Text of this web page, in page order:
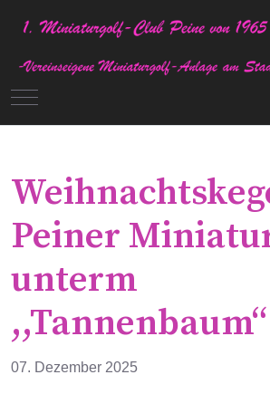
Mobile Menu Toggle
Peiner
unterm
,,Tannenbaum“
07. Dezember 2025